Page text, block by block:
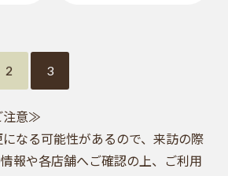
2 3
注意≫
になる可能性があるので、来訪の際
報や各店舗へご確認の上、ご利用